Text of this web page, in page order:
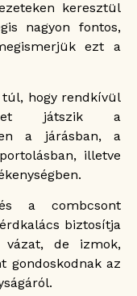
keresztül
nagyon fontos,
ezt a
hogy rendkívül
játszik a
a járásban, a
illetve
a combcsont
biztosítja
de izmok,
gondoskodnak az